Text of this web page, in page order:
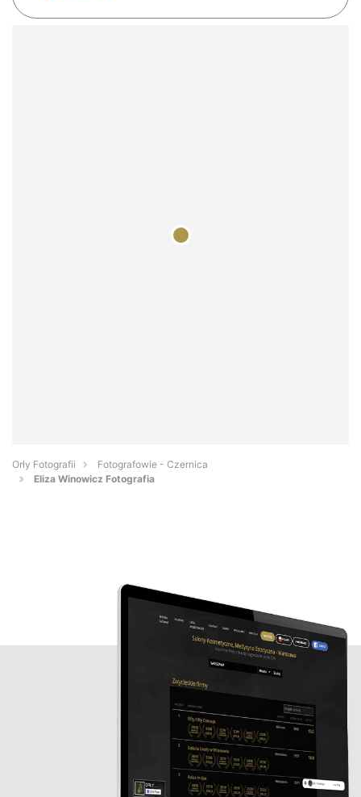
Orły Fotografii
Fotografowie - Czernica
Eliza Winowicz Fotografia